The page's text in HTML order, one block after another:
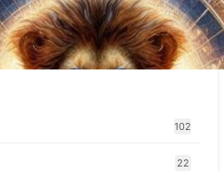
Cinci Zodii în 2026
102
22